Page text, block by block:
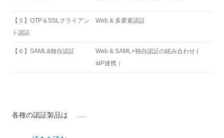
【５】OTP＆SSLクライアン
ト認証
Web & 多要素認証
【６】SAML&独自認証
Web & SAML+独自認証の組み合わせ (
idP連携 ）
各種の認証製品は …..